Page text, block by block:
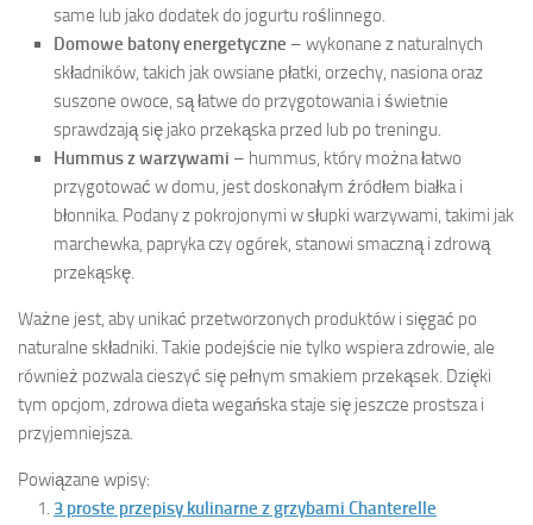
same lub jako dodatek do jogurtu roślinnego.
Domowe batony energetyczne – wykonane z naturalnych
składników, takich jak owsiane płatki, orzechy, nasiona oraz
suszone owoce, są łatwe do przygotowania i świetnie
sprawdzają się jako przekąska przed lub po treningu.
Hummus z warzywami – hummus, który można łatwo
przygotować w domu, jest doskonałym źródłem białka i
błonnika. Podany z pokrojonymi w słupki warzywami, takimi jak
marchewka, papryka czy ogórek, stanowi smaczną i zdrową
przekąskę.
Ważne jest, aby unikać przetworzonych produktów i sięgać po
naturalne składniki. Takie podejście nie tylko wspiera zdrowie, ale
również pozwala cieszyć się pełnym smakiem przekąsek. Dzięki
tym opcjom, zdrowa dieta wegańska staje się jeszcze prostsza i
przyjemniejsza.
Powiązane wpisy:
3 proste przepisy kulinarne z grzybami Chanterelle